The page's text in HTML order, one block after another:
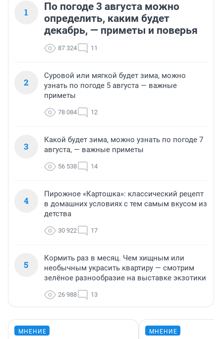
1
По погоде 3 августа можно
определить, каким будет
декабрь, — приметы и поверья
87 324 11
2
Суровой или мягкой будет зима, можно
узнать по погоде 5 августа — важные
приметы
78 084 12
3
Какой будет зима, можно узнать по погоде 7
августа, — важные приметы
56 538 14
4
Пирожное «Картошка»: классический рецепт
в домашних условиях с тем самым вкусом из
детства
30 922 17
5
Кормить раз в месяц. Чем хищным или
необычным украсить квартиру — смотрим
зелёное разнообразие на выставке экзотики
26 988 13
МНЕНИЕ МНЕНИЕ